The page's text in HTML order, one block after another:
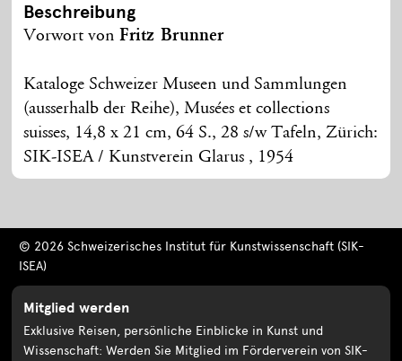
Beschreibung
Vorwort vonFritz Brunner
Kataloge Schweizer Museen und Sammlungen
(ausserhalb der Reihe), Musées et collections
suisses, 14,8 x 21 cm, 64 S., 28 s/w Tafeln, Zürich:
SIK-ISEA / Kunstverein Glarus , 1954
© 2026 Schweizerisches Institut für Kunstwissenschaft (SIK-
ISEA)
Mitglied werden
Exklusive Reisen, persönliche Einblicke in Kunst und
Wissenschaft: Werden Sie Mitglied im Förderverein von SIK-